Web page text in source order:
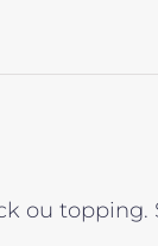
ou topping.